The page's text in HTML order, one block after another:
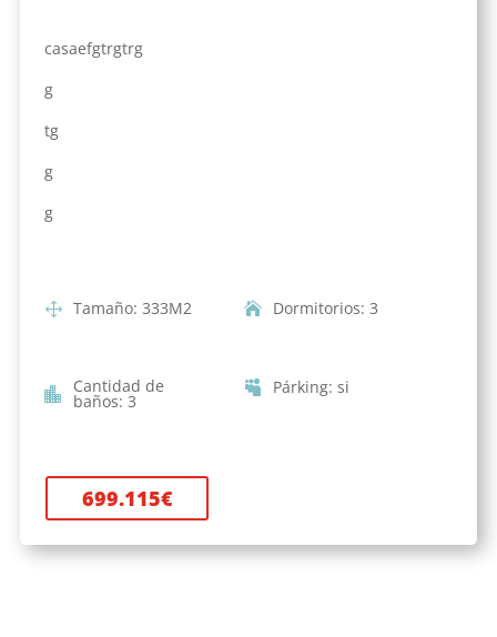
casaefgtrgtrg
g
tg
g
g
Tamaño: 333M2 Dormitorios: 3
Cantidad de
baños: 3
Párking: si
699.115€